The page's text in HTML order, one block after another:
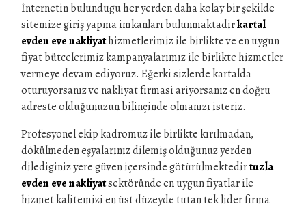
İnternetin bulundugu her yerden daha kolay bir şekilde
sitemize giriş yapma imkanları bulunmaktadirkartal
evden eve nakliyathizmetlerimiz ile birlikte ve en uygun
fiyat bütcelerimiz kampanyalarımız ile birlikte hizmetler
vermeye devam ediyoruz. Eğerki sizlerde kartalda
oturuyorsanız ve nakliyat firmasi ariyorsanız en doğru
adreste olduğunuzun bilinçinde olmanızı isteriz.
Profesyonel ekip kadromuz ile birlikte kırılmadan,
dökülmeden eşyalarınız dilemiş olduğunuz yerden
dilediginiz yere güven içersinde götürülmektedirtuzla
evden eve nakliyatsektöründe en uygun fiyatlar ile
hizmet kalitemizi en üst düzeyde tutan tek lider firma